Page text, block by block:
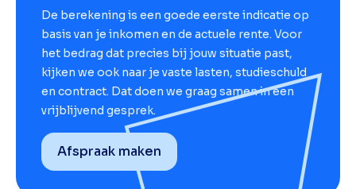
De berekening is een goede eerste indicatie op
basis van je inkomen en de actuele rente. Voor
het bedrag dat precies bij jouw situatie past,
kijken we ook naar je vaste lasten, studieschuld
en contract. Dat doen we graag samen in een
vrijblijvend gesprek.
Afspraak maken